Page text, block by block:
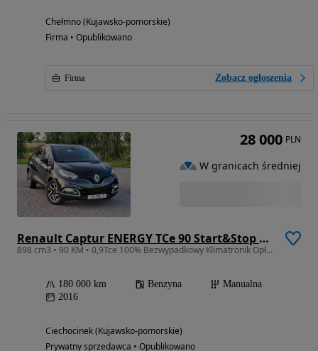
Chełmno (Kujawsko-pomorskie)
Firma • Opublikowano
Firma Zobacz ogłoszenia
Renault Captur ENERGY TCe 90 Start&Stop Dynamique
898 cm3 • 90 KM • 0,9Tce 100% Bezwypadkowy Klimatronik Opłaty Stan BDB
180 000 km Benzyna
Manualna
2016
Ciechocinek (Kujawsko-pomorskie)
Prywatny sprzedawca • Opublikowano
28 000 PLN
W granicach średniej